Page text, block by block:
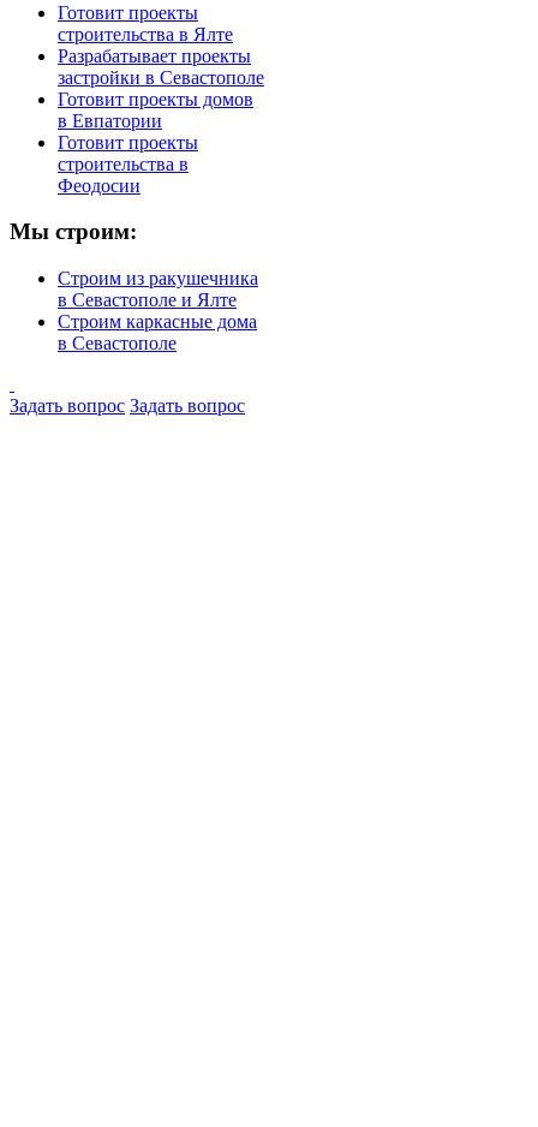
Готовит проекты
строительства в Ялте
Разрабатывает проекты
застройки в Севастополе
Готовит проекты домов
в Евпатории
Готовит проекты
строительства в
Феодосии
Мы строим:
Строим из ракушечника
в Севастополе и Ялте
Строим каркасные дома
в Севастополе
Задать вопрос Задать вопрос